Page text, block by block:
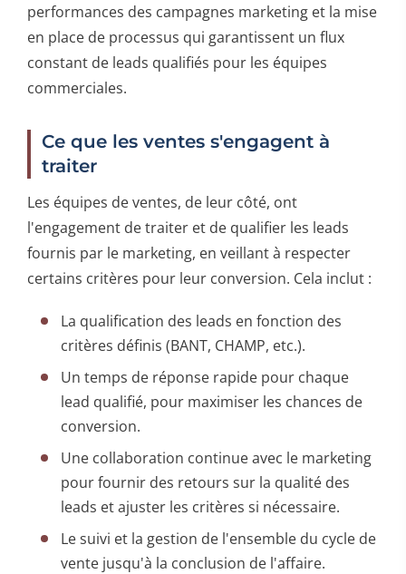
performances des campagnes marketing et la mise
en place de processus qui garantissent un flux
constant de leads qualifiés pour les équipes
commerciales.
Ce que les ventes s'engagent à
traiter
Les équipes de ventes, de leur côté, ont
l'engagement de traiter et de qualifier les leads
fournis par le marketing, en veillant à respecter
certains critères pour leur conversion. Cela inclut :
La qualification des leads en fonction des
critères définis (BANT, CHAMP, etc.).
Un temps de réponse rapide pour chaque
lead qualifié, pour maximiser les chances de
conversion.
Une collaboration continue avec le marketing
pour fournir des retours sur la qualité des
leads et ajuster les critères si nécessaire.
Le suivi et la gestion de l'ensemble du cycle de
vente jusqu'à la conclusion de l'affaire.